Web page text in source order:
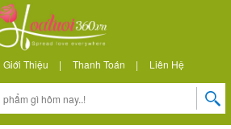
Giới Thiệu | Thanh Toán | Liên Hệ